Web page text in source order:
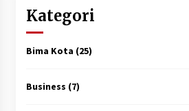
Kategori
Bima Kota (25)
Business (7)